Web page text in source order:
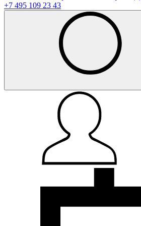
+7 495 109 23 43